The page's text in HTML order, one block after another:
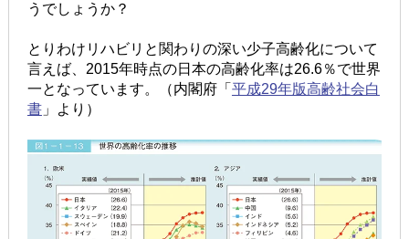
うでしょうか？
とりわけリハビリと関わりの深い少子高齢化について
言えば、2015年時点の日本の高齢化率は26.6％で世界
一となっています。（内閣府「 平成29年版高齢社会白
書」より）